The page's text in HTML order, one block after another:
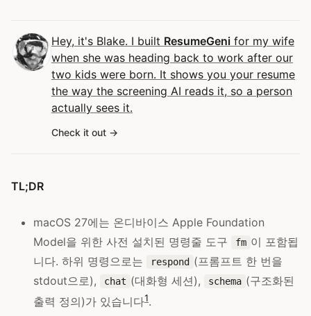
Hey, it's Blake. I built ResumeGeni for my wife
when she was heading back to work after our
two kids were born. It shows you your resume
the way the screening AI reads it, so a person
actually sees it.
Check it out
TL;DR
macOS 27에는 온디바이스 Apple Foundation
Model을 위한 사전 설치된 명령줄 도구
fm 이 포함됩
니다. 하위 명령으로는
respond (프롬프트 한 번을
stdout으로),
chat (대화형 세션), schema (구조화된
출력 정의)가 있습니다1.